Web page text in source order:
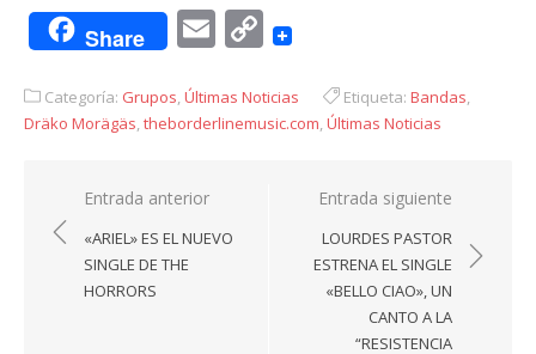
Share EmailCopy
Categoría: Grupos,Últimas Noticias Etiqueta: Bandas,
Dräko Morägäs,theborderlinemusic.com,Últimas Noticias
Navegación
de
entradas
Entrada anterior
«ARIEL» ES EL NUEVO
SINGLE DE THE
HORRORS
Entrada siguiente
LOURDES PASTOR
ESTRENA EL SINGLE
«BELLO CIAO», UN
CANTO A LA
“RESISTENCIA